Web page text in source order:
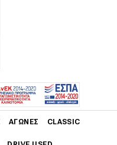
ΑΓΏΝΕΣ CLASSIC
ένα